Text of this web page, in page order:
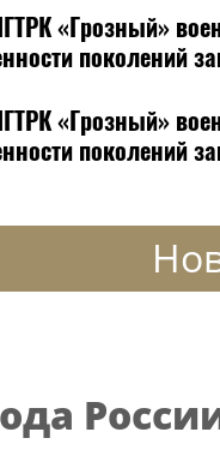
«Грозный»
поколений
«Грозный»
поколений